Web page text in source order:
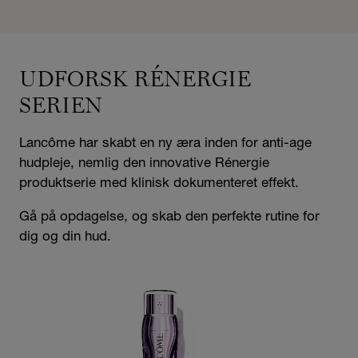
UDFORSK RÉNERGIE
SERIEN
Lancôme har skabt en ny æra inden for anti-age
hudpleje, nemlig den innovative Rénergie
produktserie med klinisk dokumenteret effekt.
Gå på opdagelse, og skab den perfekte rutine for
dig og din hud.